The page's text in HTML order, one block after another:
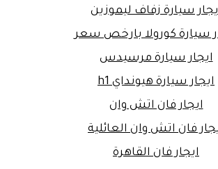
سيارة زفاف ليموزين
سيارة كورولا بارخص سعر
ايجار سيارة مرسيدس
ايجار سيارة هيونداي h1
ايجار فان اتش وان
فان اتش وان العائلية
ايجار فان القاهرة